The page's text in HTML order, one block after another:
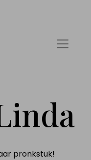
pronkstuk!